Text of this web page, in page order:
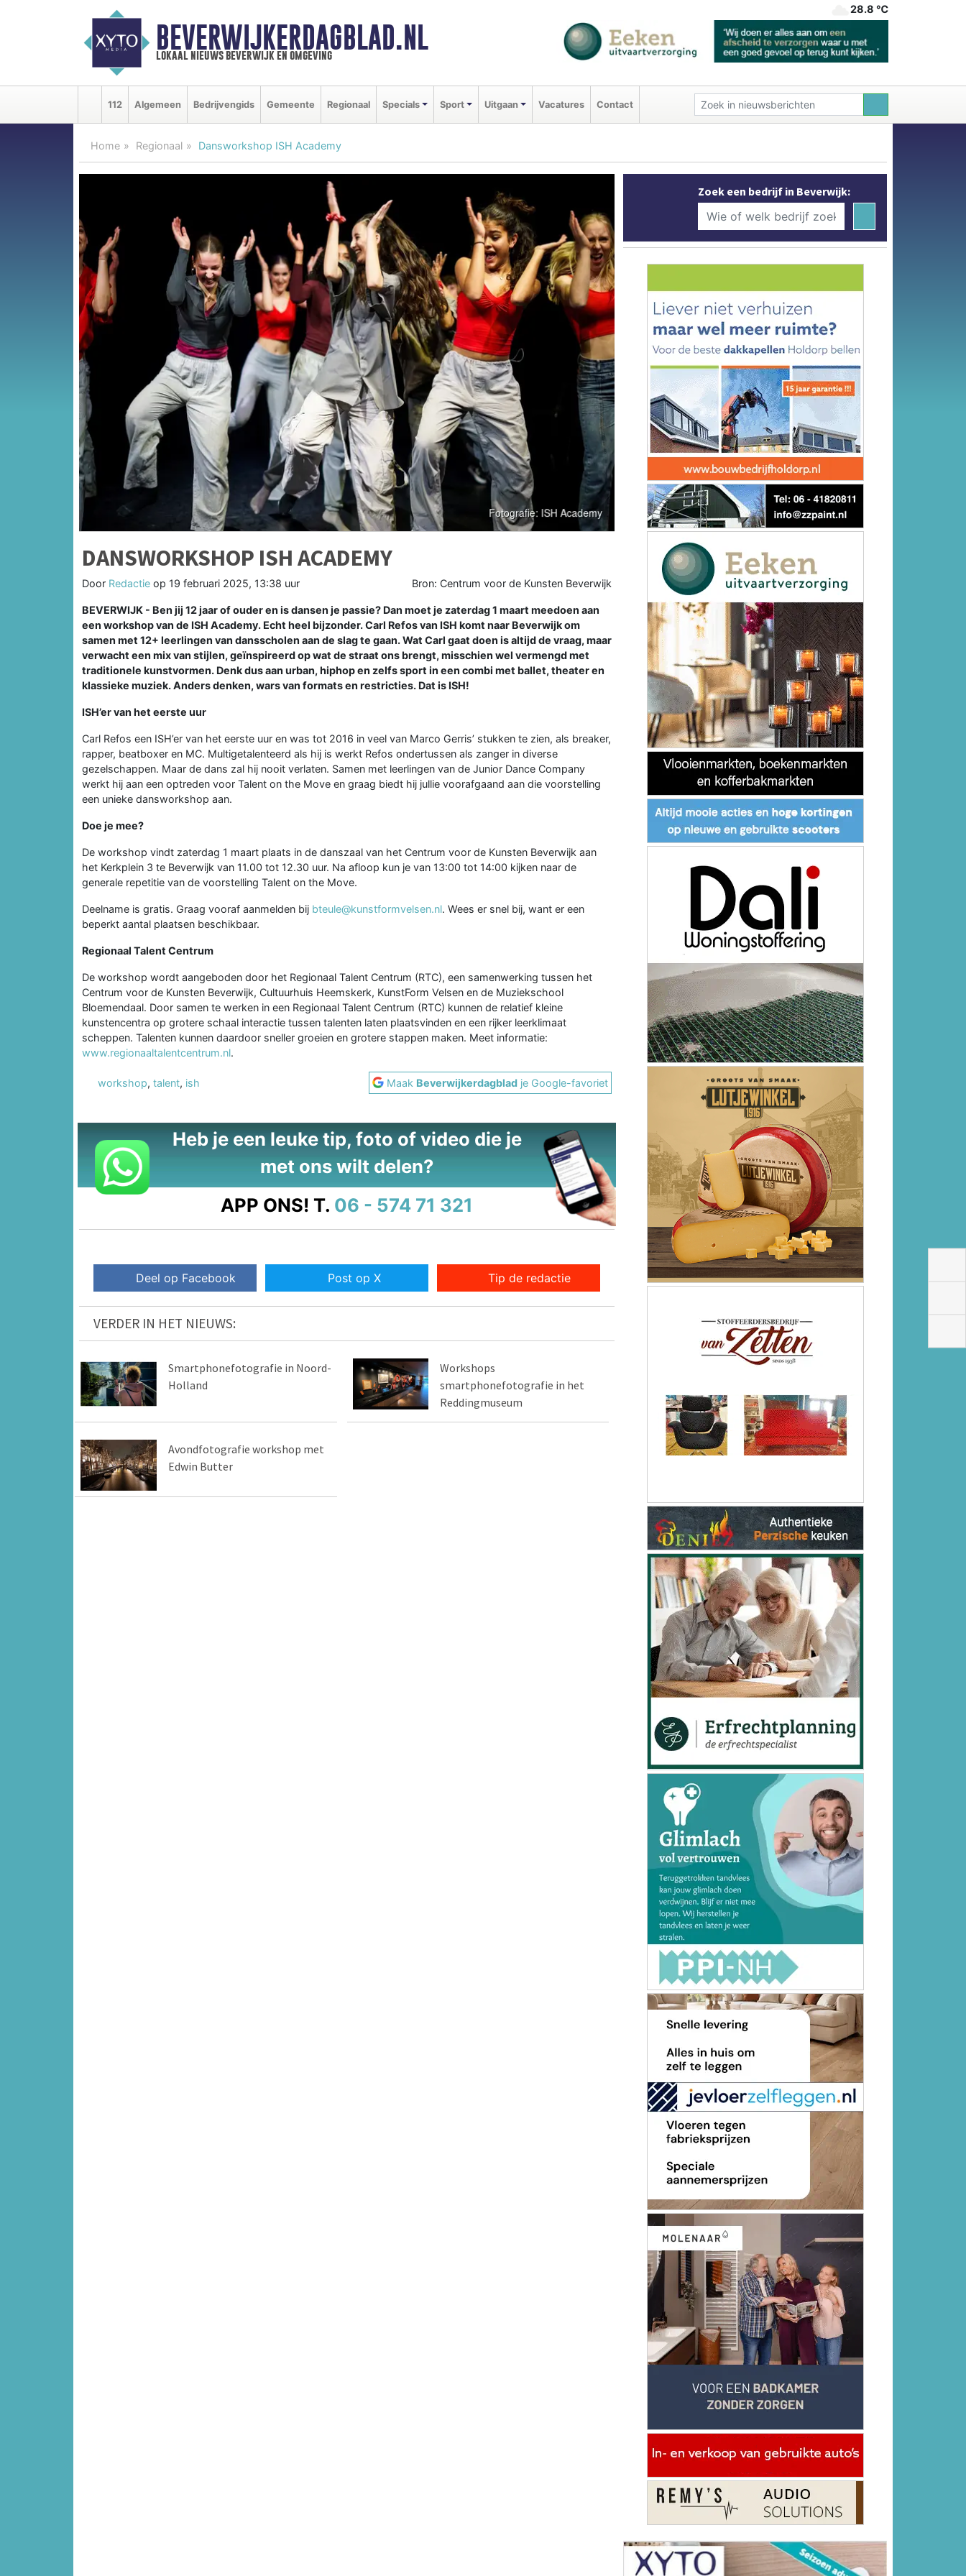
BEVERWIJKERDAGBLAD.NL
lokaal nieuws beverwijk en omgeving
28.8 ℃
112 Algemeen Bedrijvengids Gemeente Regionaal Specials Sport Uitgaan Vacatures Contact
Home Regionaal Dansworkshop ISH Academy
DANSWORKSHOP ISH ACADEMY
Door Redactie op 19 februari 2025, 13:38 uur Bron: Centrum voor de Kunsten Beverwijk
BEVERWIJK - Ben jij 12 jaar of ouder en is dansen je passie? Dan moet je zaterdag 1 maart meedoen aan
een workshop van de ISH Academy. Echt heel bijzonder. Carl Refos van ISH komt naar Beverwijk om
samen met 12+ leerlingen van dansscholen aan de slag te gaan. Wat Carl gaat doen is altijd de vraag, maar
verwacht een mix van stijlen, geïnspireerd op wat de straat ons brengt, misschien wel vermengd met
traditionele kunstvormen. Denk dus aan urban, hiphop en zelfs sport in een combi met ballet, theater en
klassieke muziek. Anders denken, wars van formats en restricties. Dat is ISH!
ISH’er van het eerste uur
Carl Refos een ISH’er van het eerste uur en was tot 2016 in veel van Marco Gerris’ stukken te zien, als breaker,
rapper, beatboxer en MC. Multigetalenteerd als hij is werkt Refos ondertussen als zanger in diverse
gezelschappen. Maar de dans zal hij nooit verlaten. Samen met leerlingen van de Junior Dance Company
werkt hij aan een optreden voor Talent on the Move en graag biedt hij jullie voorafgaand aan die voorstelling
een unieke dansworkshop aan.
Doe je mee?
De workshop vindt zaterdag 1 maart plaats in de danszaal van het Centrum voor de Kunsten Beverwijk aan
het Kerkplein 3 te Beverwijk van 11.00 tot 12.30 uur. Na afloop kun je van 13:00 tot 14:00 kijken naar de
generale repetitie van de voorstelling Talent on the Move.
Deelname is gratis. Graag vooraf aanmelden bij bteule@kunstformvelsen.nl. Wees er snel bij, want er een
beperkt aantal plaatsen beschikbaar.
Regionaal Talent Centrum
De workshop wordt aangeboden door het Regionaal Talent Centrum (RTC), een samenwerking tussen het
Centrum voor de Kunsten Beverwijk, Cultuurhuis Heemskerk, KunstForm Velsen en de Muziekschool
Bloemendaal. Door samen te werken in een Regionaal Talent Centrum (RTC) kunnen de relatief kleine
kunstencentra op grotere schaal interactie tussen talenten laten plaatsvinden en een rijker leerklimaat
scheppen. Talenten kunnen daardoor sneller groeien en grotere stappen maken. Meet informatie:
www.regionaaltalentcentrum.nl.
workshop, talent, ish Maak Beverwijkerdagblad je Google-favoriet
Heb je een leuke tip, foto of video die je
met ons wilt delen?
APP ONS! T. 06 - 574 71 321
Deel op Facebook Post op X Tip de redactie
VERDER IN HET NIEUWS:
Smartphonefotografie in Noord-
Holland
Workshops
smartphonefotografie in het
Reddingmuseum
Avondfotografie workshop met
Edwin Butter
Zoek een bedrijf in Beverwijk: